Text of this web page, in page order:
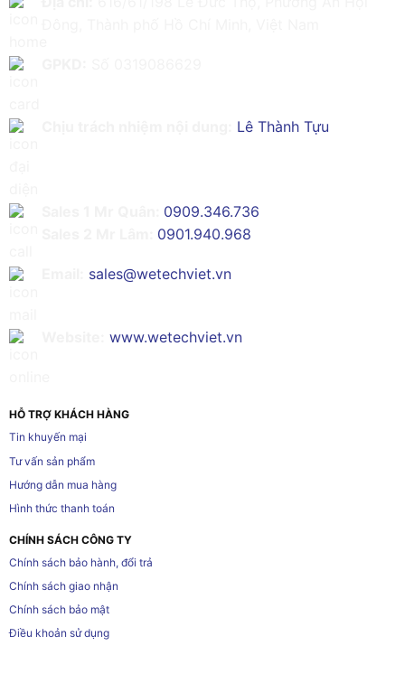
Lê Thành Tựu
0909.346.736
0901.940.968
sales@wetechviet.vn
www.wetechviet.vn
HỖ TRỢ KHÁCH HÀNG
Tin khuyến mại
Tư vấn sản phẩm
Hướng dẫn mua hàng
Hình thức thanh toán
CHÍNH SÁCH CÔNG TY
Chính sách bảo hành, đổi trả
Chính sách giao nhận
Chính sách bảo mật
Điều khoản sử dụng